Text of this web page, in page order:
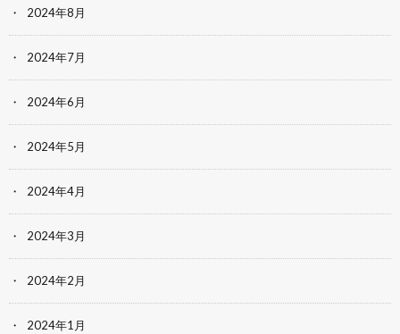
2024年8月
2024年7月
2024年6月
2024年5月
2024年4月
2024年3月
2024年2月
2024年1月